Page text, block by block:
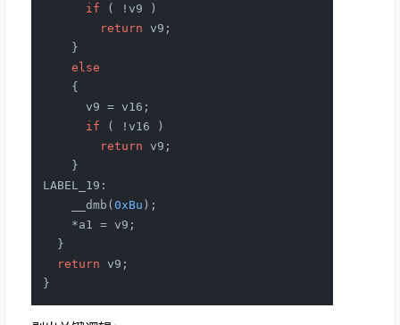
if ( !v9 )
return v9;
    }
else
    {
      v9 = v16;
if ( !v16 )
return v9;
    }
LABEL_19:
    __dmb(
0xBu);
    *a1 = v9;
  }
return v9;